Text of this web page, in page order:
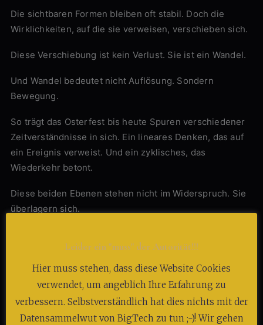
Die sichtbaren Formen bleiben oft stabil. Doch die
Wirklichkeiten, auf die sie verweisen, verschieben sich.
Diese Verschiebung ist kein Verlust. Sie ist ein Wandel.
Und Wandel bedeutet nicht Auflösung. Sondern
Bewegung.
So trägt das Osterfest bis heute Spuren verschiedener
Zeitverständnisse in sich. Ein lineares Denken, das auf
ein Ereignis verweist. Und ein zyklisches, das
Wiederkehr betont.
Diese beiden Ebenen stehen nicht im Widerspruch. Sie
überlagern sich.
Festes. Es lässt sich nicht auf eine einzige Bedeutung
reduzieren. Es bleibt offen.
Leider ein "muss" der Autorität!!!
Hier muss stehen, dass diese Website Cookies
verwendet, um angeblich Ihre Erfahrung zu
verbessern. Selbstverständlich hat dies nichts mit der
Datensammelwut von BigTech zu tun ;-)! Wir gehen